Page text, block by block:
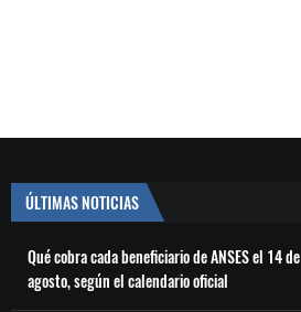
ÚLTIMAS NOTICIAS
Qué cobra cada beneficiario de ANSES el 14 de
agosto, según el calendario oficial